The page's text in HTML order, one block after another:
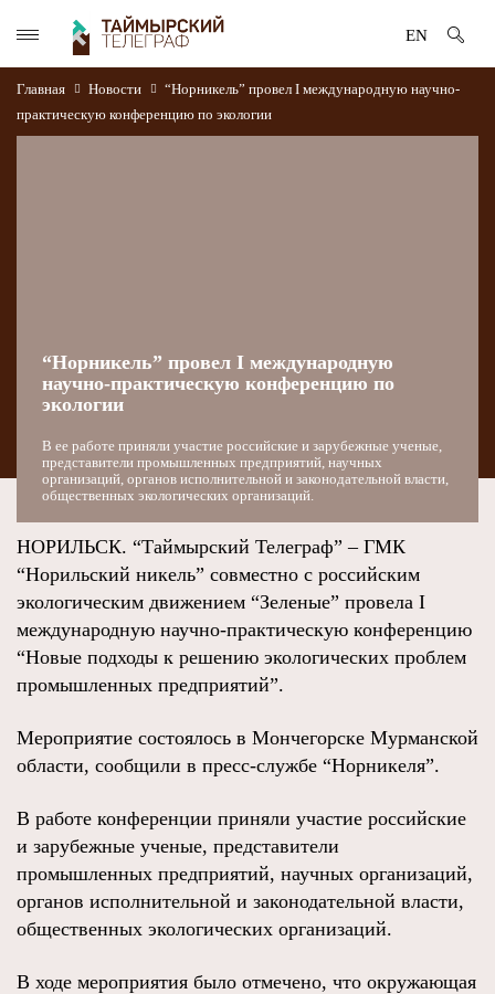
EN
Главная Новости
“Норникель” провел I международную научно-
практическую конференцию по экологии
“Норникель” провел I международную
научно-практическую конференцию по
экологии
В ее работе приняли участие российские и зарубежные ученые,
представители промышленных предприятий, научных
организаций, органов исполнительной и законодательной власти,
общественных экологических организаций.
НОРИЛЬСК. “Таймырский Телеграф” – ГМК
“Норильский никель” совместно с российским
экологическим движением “Зеленые” провела I
международную научно-практическую конференцию
“Новые подходы к решению экологических проблем
промышленных предприятий”.
Мероприятие состоялось в Мончегорске Мурманской
области, сообщили в пресс-службе “Норникеля”.
В работе конференции приняли участие российские
и зарубежные ученые, представители
промышленных предприятий, научных организаций,
органов исполнительной и законодательной власти,
общественных экологических организаций.
В ходе мероприятия было отмечено, что окружающая